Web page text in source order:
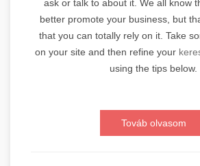
ask or talk to about it. We all know
better promote your business, but
that you can totally rely on it. Take
on your site and then refine your
using the tips below.
Továb olvasom